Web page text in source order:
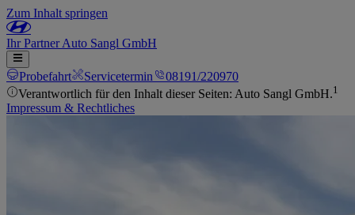
Zum Inhalt springen
IhrPartnerAuto Sangl GmbH
Probefahrt Servicetermin
08191/220970
Verantwortlich für den Inhalt dieser Seiten: Auto Sangl GmbH.1
Impressum & Rechtliches